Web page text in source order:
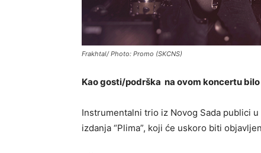
Frakhtal/ Photo: Promo (SKCNS)
Kao gosti/podrška na ovom koncertu
Instrumentalni trio iz Novog Sada publici
izdanja “Plima”, koji će uskoro biti